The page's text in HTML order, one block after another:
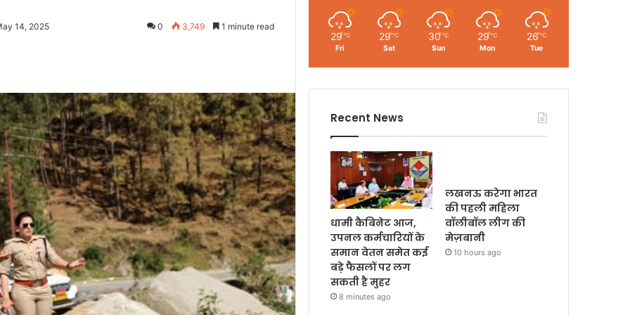
14, 2025 0 3,749 1 minute read
29 ℃
Fri
29 ℃
Sat
30 ℃
Sun
29 ℃
Mon
26 ℃
Tue
Recent News
धामी कैबिनेट आज,
उपनल कर्मचारियों के
समान वेतन समेत कई
बड़े फैसलों पर लग
सकती है मुहर
8 minutes ago
लखनऊ करेगा भारत
की पहली महिला
वॉलीबॉल लीग की
मेज़बानी
10 hours ago